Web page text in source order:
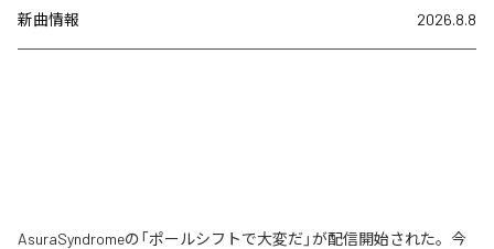
新曲情報 2026.8.8
AsuraSyndromeの「ポールシフトで大変だ」が配信開始された。今